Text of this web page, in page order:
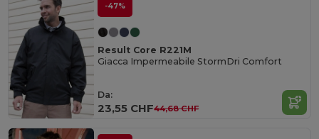
-47%
Result Core R221M
Giacca Impermeabile StormDri Comfort
Da:
23,55 CHF44,68 CHF